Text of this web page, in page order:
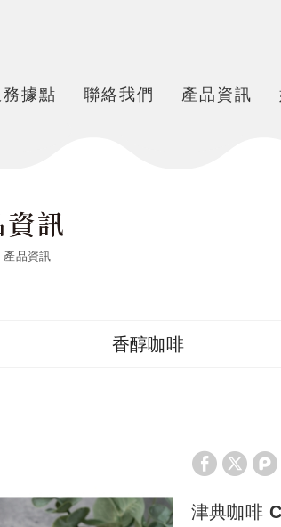
務據點 聯絡我們 產品資訊
訊
產品資訊
香醇咖啡
津典咖啡